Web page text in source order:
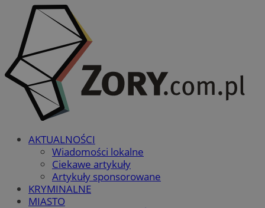
AKTUALNOŚCI
Wiadomości lokalne
Ciekawe artykuły
Artykuły sponsorowane
KRYMINALNE
MIASTO